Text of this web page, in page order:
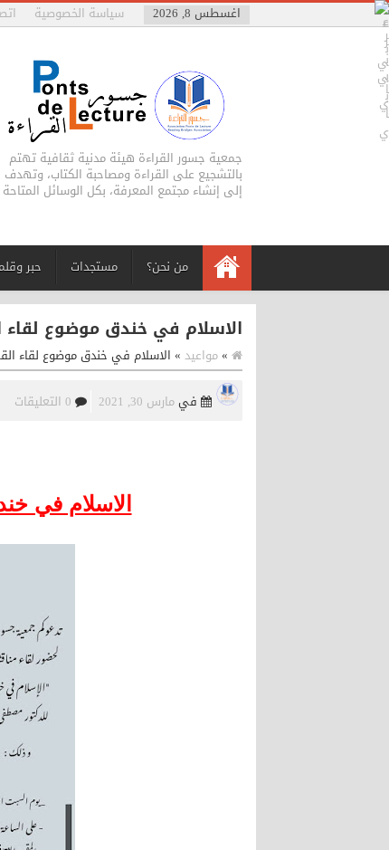
اغسطس 8, 2026 سياسة الخصوصية
جمعية جسور القراءة هيئة مدنية ثقافية تهتم
بالتشجيع على القراءة ومصاحبة الكتاب، وتهدف
إلى إنشاء مجتمع المعرفة، بكل الوسائل المتاحة
من نحن؟ مستجدات حبر
الاسلام في خندق موضوع لقاء
»مواعيد » الاسلام في خندق موضوع لقاء
فيمارس 30, 2021 0 التعليقات
الاسلام في